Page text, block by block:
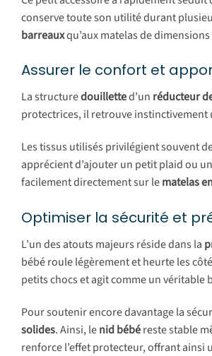
conserve toute son utilité durant
barreauxqu’aux matelas de dimensions
Assurer le confort et
La structuredouilletted’un réducteur
protectrices, il retrouve
Les tissus utilisés privilégient souvent
apprécient d’ajouter un petit plaid ou
facilement directement sur lematelas
Optimiser la sécurité et
L’un des atouts majeurs réside dans la
bébé roule légèrement et heurte les
petits chocs et agit comme un
Pour soutenir encore davantage la
solides. Ainsi, lenid bébéreste stable
renforce l’effet protecteur, offrant ainsi